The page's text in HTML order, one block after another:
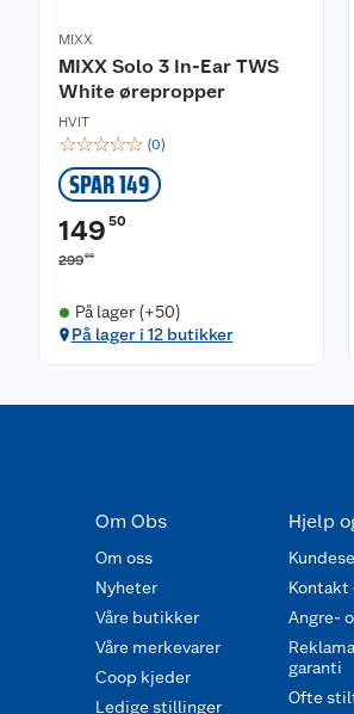
MIXX
MIXX Solo 3 In-Ear TWS
White ørepropper
HVIT
☆☆☆☆☆ (0)
SPAR 149
149 50
29900
På lager (+50)
På lager i 12 butikker
Om Obs
Om oss
Nyheter
Våre butikker
Våre merkevarer
Coop kjeder
Ledige stillinger
Hjelp
Kontakt
Angre-
garanti
Ofte